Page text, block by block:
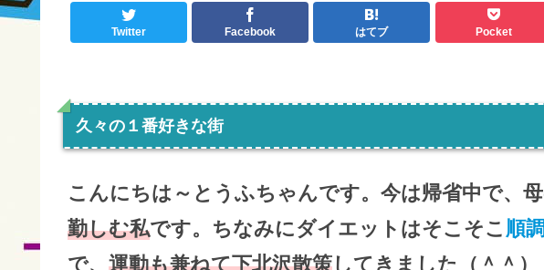
Twitter Facebook はてブ Pocket
久々の１番好きな街
こんにちは～とうふちゃんです。今は帰省中で、
勤しむ私です。ちなみにダイエットはそこそこ 順調
で、 運動も兼ねて下北沢散策してきました（＾＾）